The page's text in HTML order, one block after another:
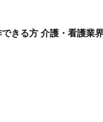
きる方 介護・看護業